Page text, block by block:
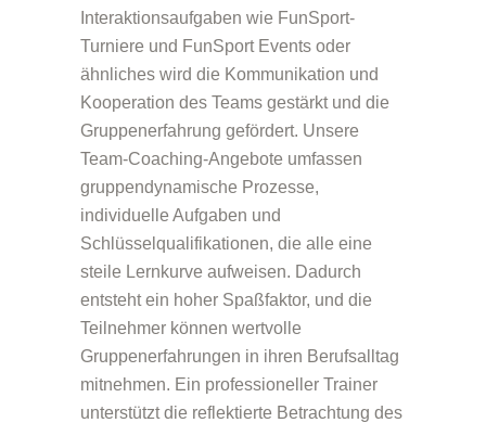
Interaktionsaufgaben wie FunSport-
Turniere und FunSport Events oder
ähnliches wird die Kommunikation und
Kooperation des Teams gestärkt und die
Gruppenerfahrung gefördert. Unsere
Team-Coaching-Angebote umfassen
gruppendynamische Prozesse,
individuelle Aufgaben und
Schlüsselqualifikationen, die alle eine
steile Lernkurve aufweisen. Dadurch
entsteht ein hoher Spaßfaktor, und die
Teilnehmer können wertvolle
Gruppenerfahrungen in ihren Berufsalltag
mitnehmen. Ein professioneller Trainer
unterstützt die reflektierte Betrachtung des